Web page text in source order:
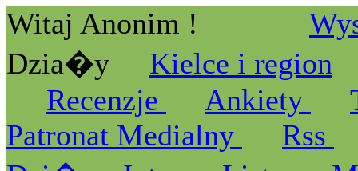
Witaj Anonim !
Dzia�y
Kielce i region
Recenzje
Ankiety
Patronat Medialny
Rss